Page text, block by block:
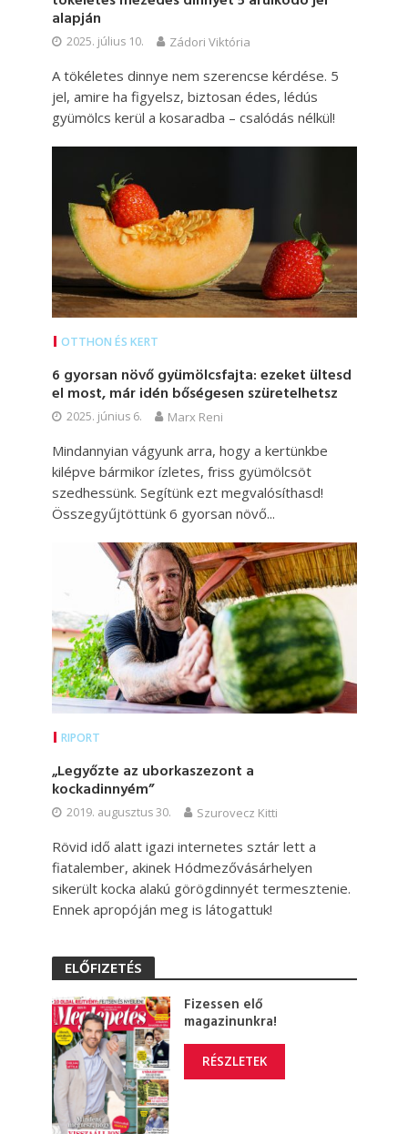
alapján
2025. július 10. Zádori Viktória
A tökéletes dinnye nem szerencse kérdése. 5
jel, amire ha figyelsz, biztosan édes, lédús
gyümölcs kerül a kosaradba – csalódás nélkül!
OTTHON ÉS KERT
6 gyorsan növő gyümölcsfajta: ezeket ültesd
el most, már idén bőségesen szüretelhetsz
2025. június 6. Marx Reni
Mindannyian vágyunk arra, hogy a kertünkbe
kilépve bármikor ízletes, friss gyümölcsöt
szedhessünk. Segítünk ezt megvalósíthasd!
Összegyűjtöttünk 6 gyorsan növő...
RIPORT
„Legyőzte az uborkaszezont a
kockadinnyém”
2019. augusztus 30. Szurovecz Kitti
Rövid idő alatt igazi internetes sztár lett a
fiatalember, akinek Hódmezővásárhelyen
sikerült kocka alakú görögdinnyét termesztenie.
Ennek apropóján meg is látogattuk!
ELŐFIZETÉS
Fizessen elő
magazinunkra!
RÉSZLETEK